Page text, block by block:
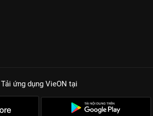
Tải ứng dụng VieON tại